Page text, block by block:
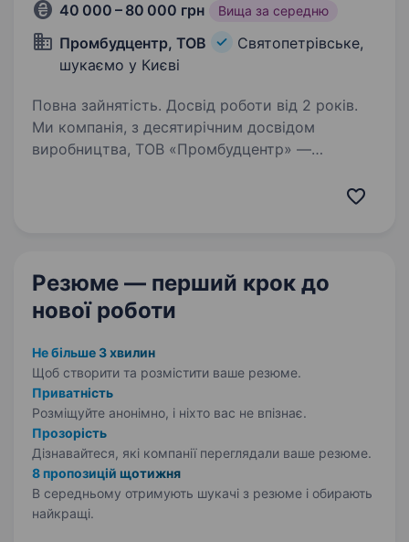
40 000 – 80 000 грн Вища за середню
Промбудцентр, ТОВ
Святопетрівське,
шукаємо у Києві
Повна зайнятість. Досвід роботи від 2 років.
Ми компанія, з десятирічним досвідом
виробництва, ТОВ «Промбудцентр» —
Резюме — перший крок до
нової роботи
Не більше 3 хвилин
Щоб створити та розмістити ваше резюме.
Приватність
Розміщуйте анонімно, і ніхто вас не впізнає.
Прозорість
Дізнавайтеся, які компанії переглядали ваше резюме.
8 пропозицій щотижня
В середньому отримують шукачі з резюме і обирають
найкращі.